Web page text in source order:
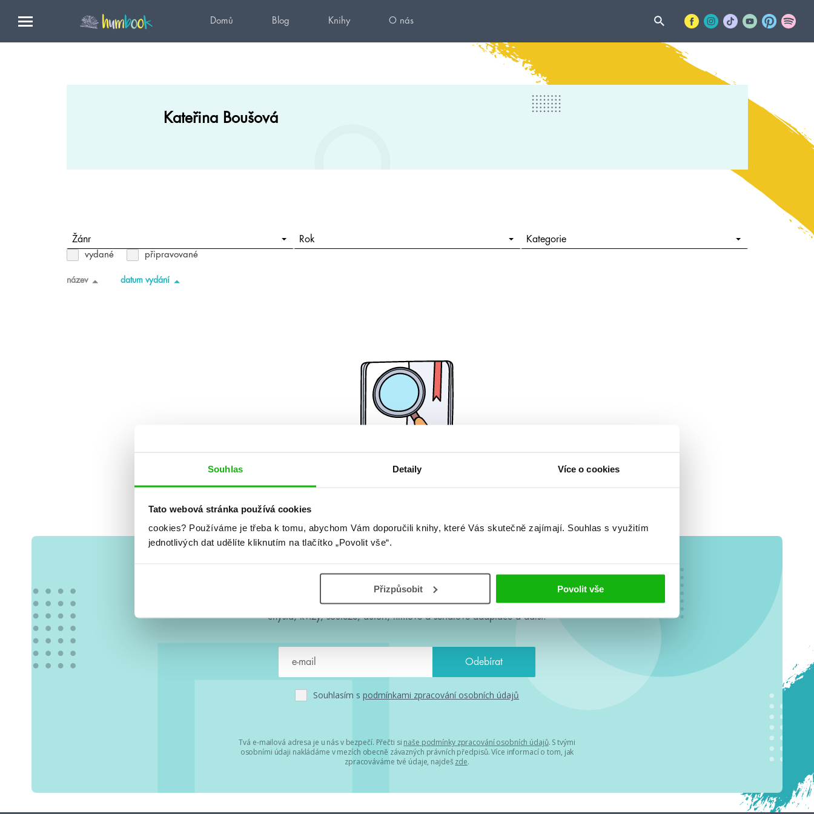
Souhlas Detaily Více o cookies
Tato webová stránka používá cookies
cookies? Používáme je třeba k tomu, abychom Vám doporučili knihy, které Vás skutečně zajímají. Souhlas s využitím
jednotlivých dat udělíte kliknutím na tlačítko „Povolit vše“.
Přizpůsobit Povolit vše
Domů Blog Knihy O nás
Kateřina Boušová
Žánr Rok Kategorie
vydané připravované
název datum vydání
#HumbookNews
Vše kolem #youngadult každý měsíc rovnou do mailu! Nové knihy, co se
chystá, kvízy, soutěže, autoři, filmové a seriálové adaptace a další.
Souhlasím s podmínkami zpracování osobních údajů
Tvá e-mailová adresa je u nás v bezpečí. Přečti si naše podmínky zpracování osobních údajů. S tvými
osobními údaji nakládáme v mezích obecně závazných právních předpisů. Více informací o tom, jak
zpracováváme tvé údaje, najdeš zde.